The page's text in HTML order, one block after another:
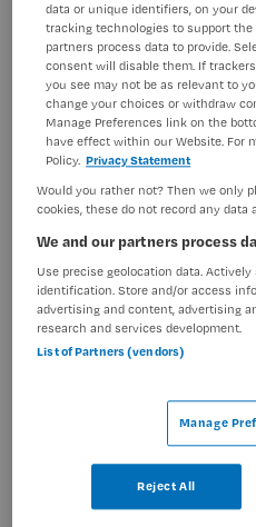
BRANCHE
Ziekenhuis
PLAATSINGSDATUM
11 juni 2025
ERVARING
Ervaren
Vacature niet
Deze vacature
Kinderziekenhuis bij
actueel. Hieronder staan
data or unique identifiers, on your
tracking technologies to support
partners process data to provide.
consent will disable them. If
you see may not be as relevant to
change your choices or withdraw
Manage Preferences link on the
have effect within our Website. For
Policy. Privacy Statement
Would you rather not? Then we only
cookies, these do not record any data
We and our partners process
Use precise geolocation data.
identification. Store and/or access
advertising and content, advertising
research and services development.
List of Partners (vendors)
Manage
Reject All